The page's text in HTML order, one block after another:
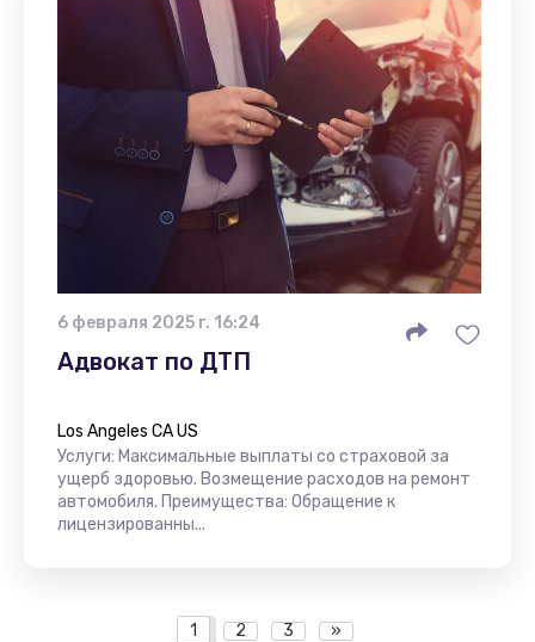
6 февраля 2025 г. 16:24
Адвокат по ДТП
Los Angeles CA US
Услуги: Максимальные выплаты со страховой за
ущерб здоровью. Возмещение расходов на ремонт
автомобиля. Преимущества: Обращение к
лицензированны...
1 2 3 »